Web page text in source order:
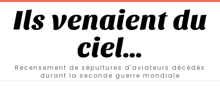
Ils venaient du
ciel…
Recensement de sépultures d'aviateurs décédés
durant la seconde guerre mondiale